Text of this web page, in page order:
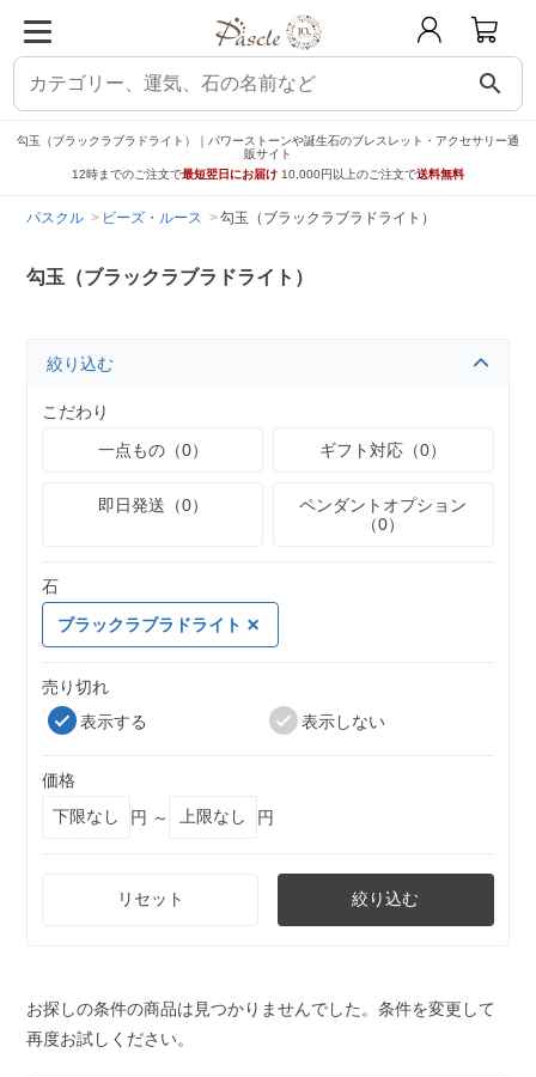
search
勾玉（ブラックラブラドライト）｜パワーストーンや誕生石のブレスレット・アクセサリー通
販サイト
12時までのご注文で最短翌日にお届け 10,000円以上のご注文で送料無料
パスクル ビーズ・ルース 勾玉（ブラックラブラドライト）
勾玉（ブラックラブラドライト）
絞り込む
こだわり
一点もの（0）
ギフト対応（0）
即日発送（0）
ペンダントオプション
（0）
石
ブラックラブラドライト
売り切れ
表示する
表示しない
価格
円 ～
円
リセット 絞り込む
お探しの条件の商品は見つかりませんでした。条件を変更して
再度お試しください。